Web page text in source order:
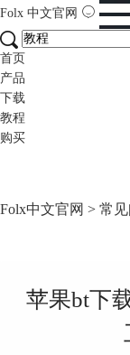
Folx 中文官网
首页
产品
下载
教程
购买
Folx中文官网 > 常
苹果bt下